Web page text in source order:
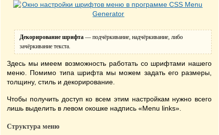
Декорирование шрифта— подчёркивание, надчёркивание, либо
зачёркивание текста.
Здесь мы имеем возможность работать со шрифтами нашего
меню. Помимо типа шрифта мы можем задать его размеры,
толщину, стиль и декорирование.
Чтобы получить доступ ко всем этим настройкам нужно всего
лишь выделить в левом окошке надпись «Menu links».
Структура меню